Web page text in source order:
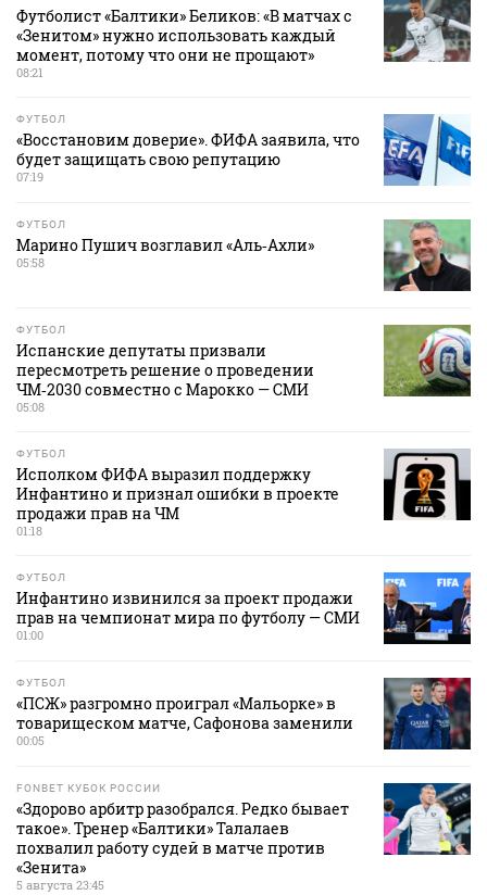
Футболист «Балтики» Беликов: «В матчах с
«Зенитом» нужно использовать каждый
момент, потому что они не прощают»
08:21
ФУТБОЛ
«Восстановим доверие». ФИФА заявила, что
будет защищать свою репутацию
07:19
ФУТБОЛ
Марино Пушич возглавил «Аль‑Ахли»
05:58
ФУТБОЛ
Испанские депутаты призвали
пересмотреть решение о проведении
ЧМ‑2030 совместно с Марокко — СМИ
05:08
ФУТБОЛ
Исполком ФИФА выразил поддержку
Инфантино и признал ошибки в проекте
продажи прав на ЧМ
01:18
ФУТБОЛ
Инфантино извинился за проект продажи
прав на чемпионат мира по футболу — СМИ
01:00
ФУТБОЛ
«ПСЖ» разгромно проиграл «Мальорке» в
товарищеском матче, Сафонова заменили
00:05
FONBET КУБОК РОССИИ
«Здорово арбитр разобрался. Редко бывает
такое». Тренер «Балтики» Талалаев
похвалил работу судей в матче против
«Зенита»
5 августа 23:45